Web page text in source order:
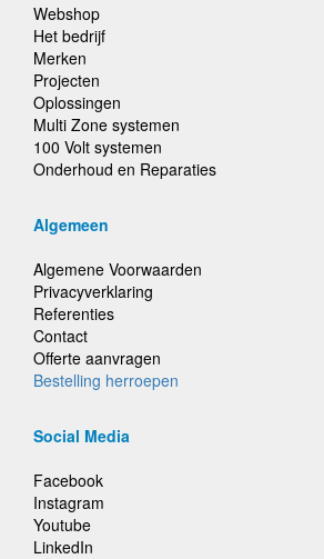
Webshop
Het bedrijf
Merken
Projecten
Oplossingen
Multi Zone systemen
100 Volt systemen
Onderhoud en Reparaties
Algemeen
Algemene Voorwaarden
Privacyverklaring
Referenties
Contact
Offerte aanvragen
Bestelling herroepen
Social Media
Facebook
Instagram
Youtube
LinkedIn